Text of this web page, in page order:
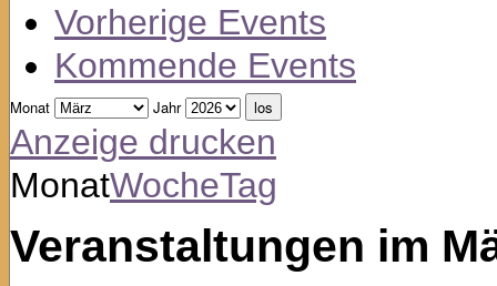
Vorherige Events
Kommende Events
Monat Jahr
Anzeige drucken
MonatWocheTag
Veranstaltungen im